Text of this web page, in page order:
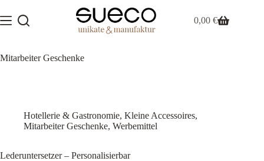
Inhalt
springen
Warenkorb
0,00€
Mitarbeiter Geschenke
Hotellerie & Gastronomie, Kleine Accessoires,
Mitarbeiter Geschenke, Werbemittel
Lederuntersetzer – Personalisierbar